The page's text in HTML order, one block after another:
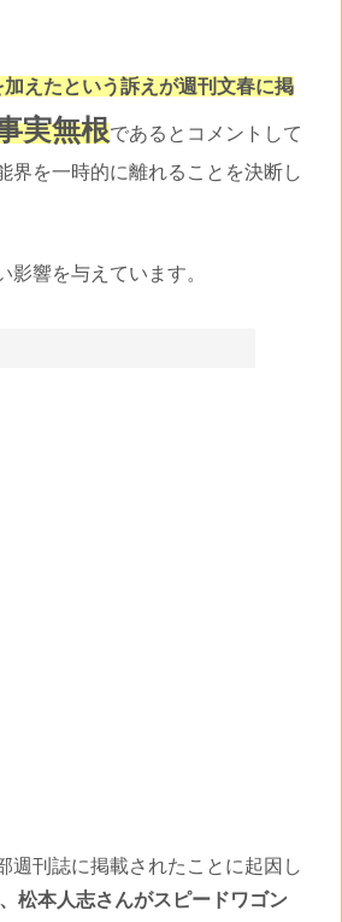
えたという訴えが週刊文春に掲
実無根であるとコメントして
界を一時的に離れることを決断し
響を与えています​。
週刊誌に掲載されたことに起因し
松本人志さんがスピードワゴン